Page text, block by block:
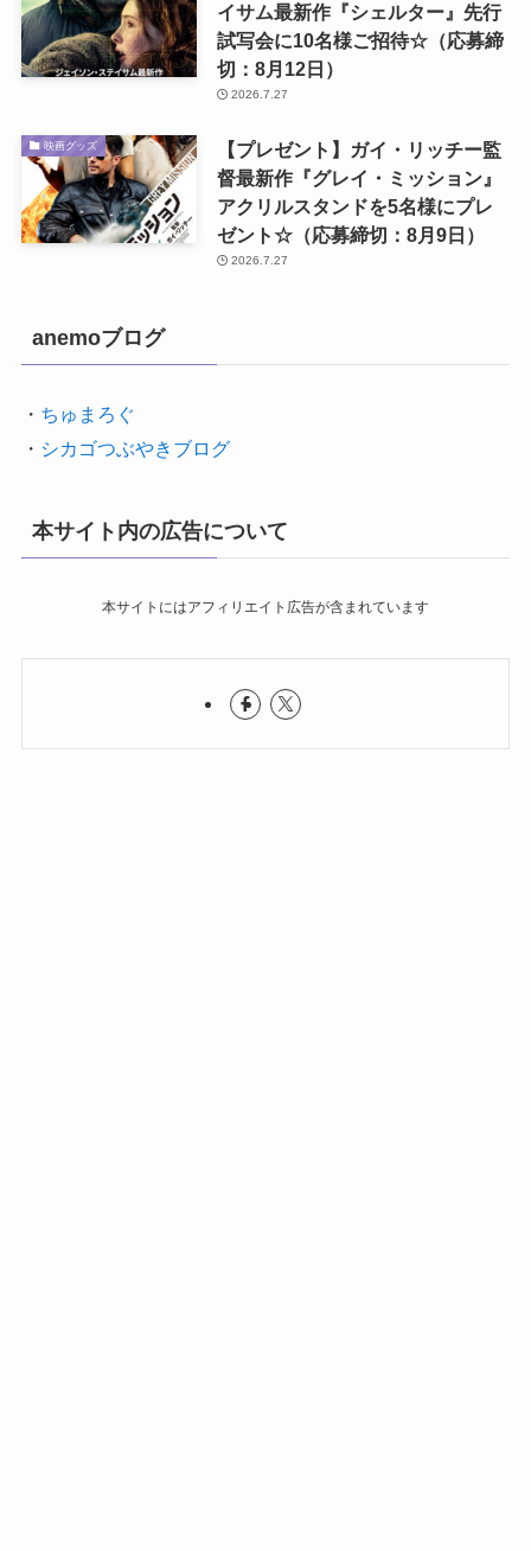
イサム最新作『シェルター』先行
試写会に10名様ご招待☆（応募締
切：8月12日）
2026.7.27
映画グッズ
【プレゼント】ガイ・リッチー監
督最新作『グレイ・ミッション』
アクリルスタンドを5名様にプレ
ゼント☆（応募締切：8月9日）
2026.7.27
anemoブログ
・ ちゅまろぐ
・ シカゴつぶやきブログ
本サイト内の広告について
本サイトにはアフィリエイト広告が含まれています